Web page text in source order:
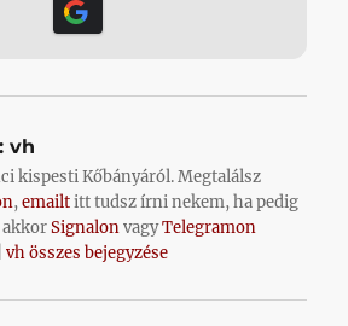
vh
kispesti Kőbányáról. Megtalálsz
,emailtitt tudsz írni nekem, ha pedig
akkorSignalonvagyTelegramon
vh összes bejegyzése